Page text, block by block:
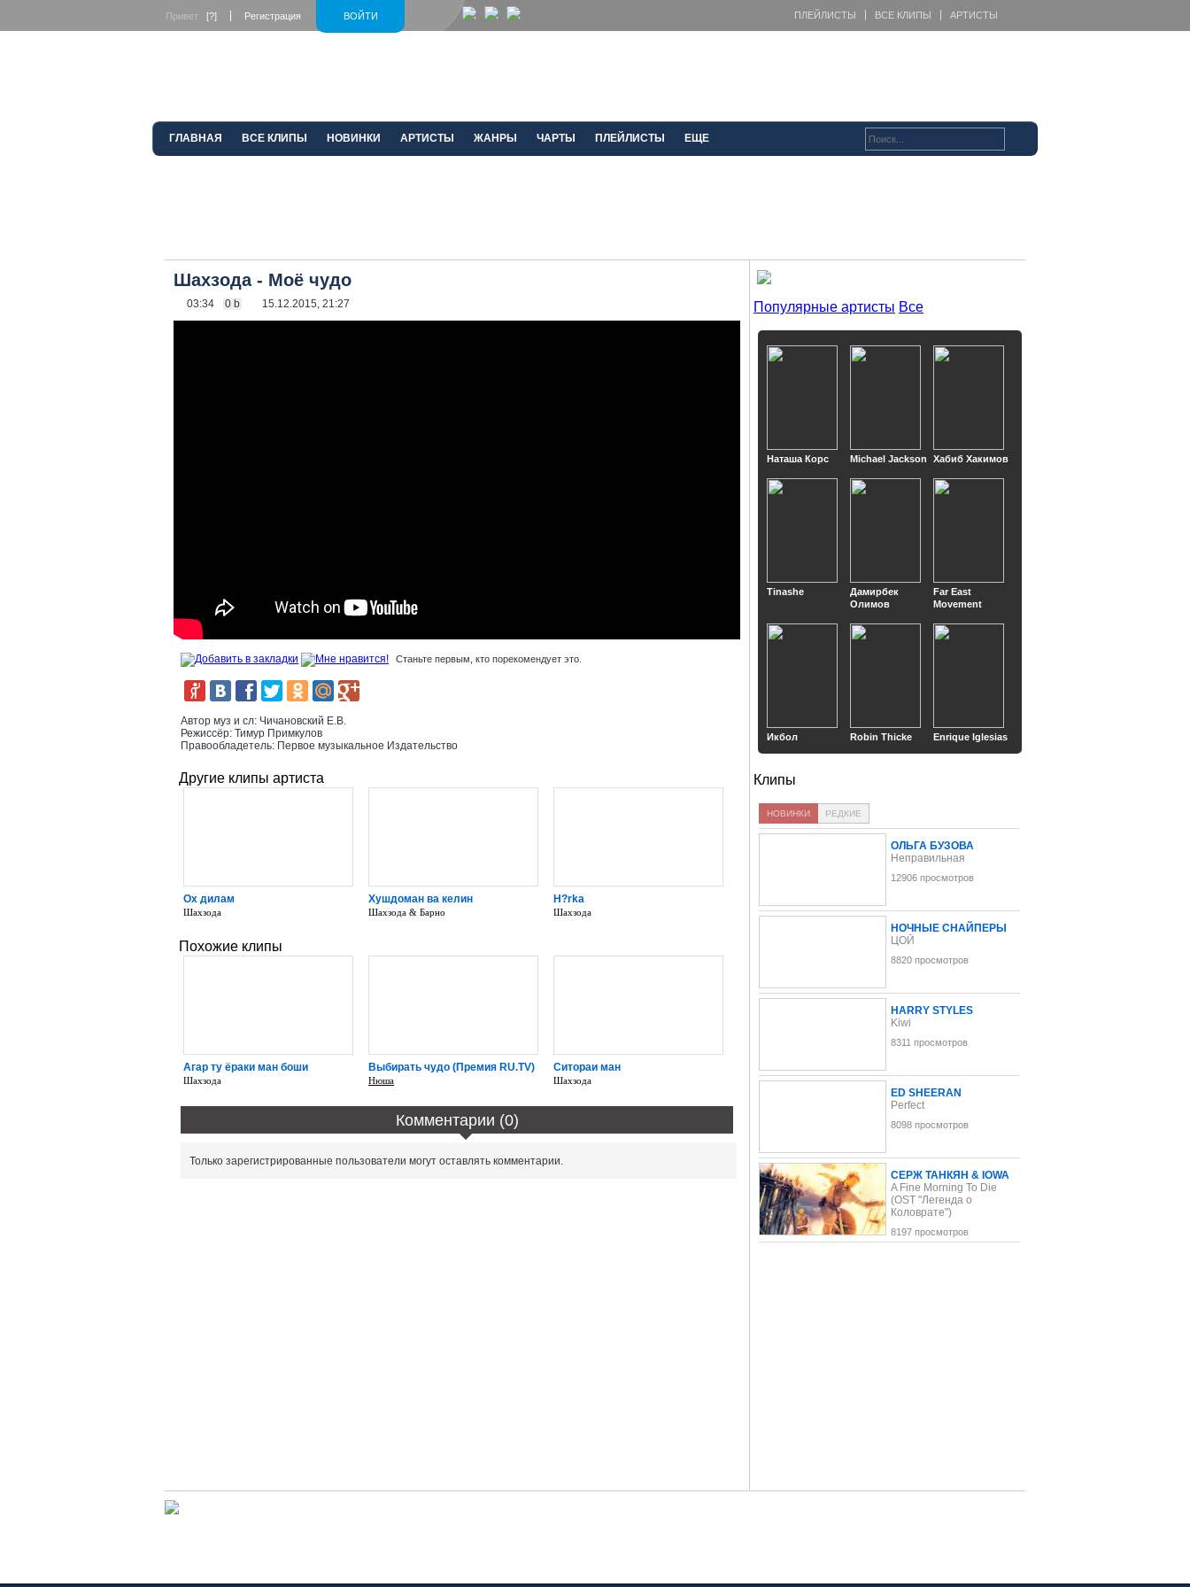
ВОЙТИ
Привет [?] Регистрация ПЛЕЙЛИСТЫ ВСЕ КЛИПЫ АРТИСТЫ
ГЛАВНАЯ ВСЕ КЛИПЫ НОВИНКИ АРТИСТЫ ЖАНРЫ ЧАРТЫ ПЛЕЙЛИСТЫ ЕЩЕ
Шахзода - Моё чудо
03:34 0 b 15.12.2015, 21:27 Популярные артисты Все
Наташа Корс Michael Jackson Хабиб Хакимов
Tinashe
Дамирбек
Олимов
Far East
Movement
Икбол Robin Thicke Enrique Iglesias
Клипы
НОВИНКИ РЕДКИЕ
ОЛЬГА БУЗОВА
Неправильная
12906 просмотров
НОЧНЫЕ СНАЙПЕРЫ
ЦОЙ
8820 просмотров
HARRY STYLES
Kiwi
8311 просмотров
ED SHEERAN
Perfect
8098 просмотров
СЕРЖ ТАНКЯН & IOWA
A Fine Morning To Die
(OST "Легенда о
Коловрате")
8197 просмотров
Станьте первым, кто порекомендует это.
Автор муз и сл: Чичановский Е.В.
Режиссёр: Тимур Примкулов
Правообладетель: Первое музыкальное Издательство
Другие клипы артиста
Ох дилам
Шахзода
Хушдоман ва келин
Шахзода & Барно
H?rka
Шахзода
Похожие клипы
Агар ту ёраки ман боши
Шахзода
Выбирать чудо (Премия RU.TV)
Нюша
Ситораи ман
Шахзода
Комментарии (0)
Только зарегистрированные пользователи могут оставлять комментарии.